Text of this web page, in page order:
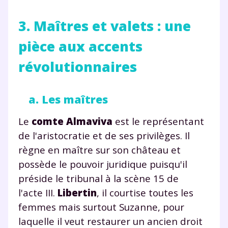
3. Maîtres et valets : une
pièce aux accents
révolutionnaires
a. Les maîtres
Le comte Almaviva est le représentant
de l'aristocratie et de ses privilèges. Il
règne en maître sur son château et
possède le pouvoir juridique puisqu'il
préside le tribunal à la scène 15 de
l'acte III. Libertin, il courtise toutes les
femmes mais surtout Suzanne, pour
laquelle il veut restaurer un ancien droit
Testez gratuitement
pendant 24h notre
plateforme de soutien
corrigés,podcasts de révisions
Unespace dédié aux parents pour
suivre les progrès
Tout le programme scolaire du CP à
la Terminale
Des profs expérimentés disponibles
à la demande par tchat, audio ou
vidéo